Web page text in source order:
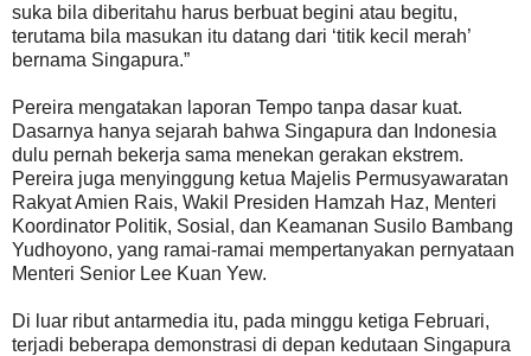
suka bila diberitahu harus berbuat begini atau begitu,
terutama bila masukan itu datang dari ‘titik kecil merah’
bernama Singapura.”
Pereira mengatakan laporan Tempo tanpa dasar kuat.
Dasarnya hanya sejarah bahwa Singapura dan Indonesia
dulu pernah bekerja sama menekan gerakan ekstrem.
Pereira juga menyinggung ketua Majelis Permusyawaratan
Rakyat Amien Rais, Wakil Presiden Hamzah Haz, Menteri
Koordinator Politik, Sosial, dan Keamanan Susilo Bambang
Yudhoyono, yang ramai-ramai mempertanyakan pernyataan
Menteri Senior Lee Kuan Yew.
Di luar ribut antarmedia itu, pada minggu ketiga Februari,
terjadi beberapa demonstrasi di depan kedutaan Singapura